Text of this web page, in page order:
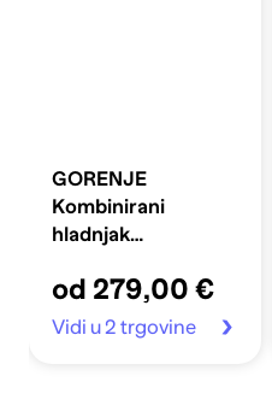
GORENJE
Kombinirani
hladnjak
od 279,00 €
Vidi u 2 trgovine